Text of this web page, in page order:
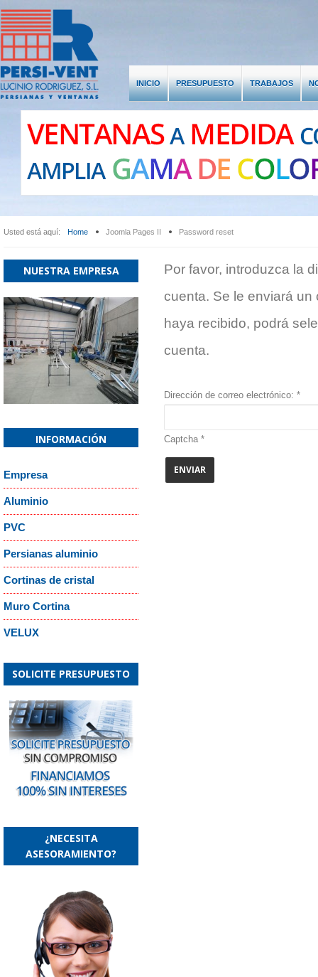
INICIO PRESUPUESTO TRABAJOS
Usted está aquí: Home Joomla Pages II Password reset
NUESTRA EMPRESA
INFORMACIÓN
Empresa
Aluminio
PVC
Persianas aluminio
Cortinas de cristal
Muro Cortina
VELUX
SOLICITE PRESUPUESTO
¿NECESITA
ASESORAMIENTO?
Por favor, introduzca la
cuenta. Se le enviará
haya recibido, podrá
cuenta.
Dirección de correo electrónico: *
Captcha *
ENVIAR
LOGINorRegister
LOG IN
Usuario
Recuérdeme
REGISTER
Required field
Name:*
Username: